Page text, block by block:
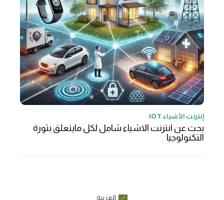
إنترنت الأشياء IOT
بحث عن انترنت الاشياء شامل لكل مايتعلق بثورة
التكنولوجيا
العربية